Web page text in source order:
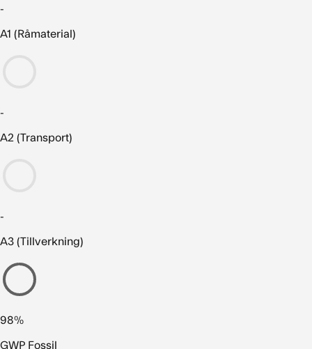
-
A1 (Råmaterial)
-
A2 (Transport)
-
A3 (Tillverkning)
98%
GWP Fossil